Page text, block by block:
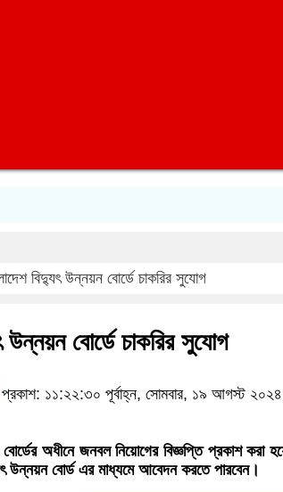
বিদ্যুৎ উন্নয়ন বোর্ডে চাকরির সুযোগ
উন্নয়ন বোর্ডে চাকরির সুযোগ
প্রকাশ: ১১:২২:৩০ পূর্বাহ্ন, সোমবার, ১৯ আগস্ট ২০২৪
বোর্ডের অধীনে জনবল নিয়োগের বিজ্ঞপ্তি প্রকাশ
উন্নয়ন বোর্ড এর মাধ্যমে আবেদন করতে পারবেন।